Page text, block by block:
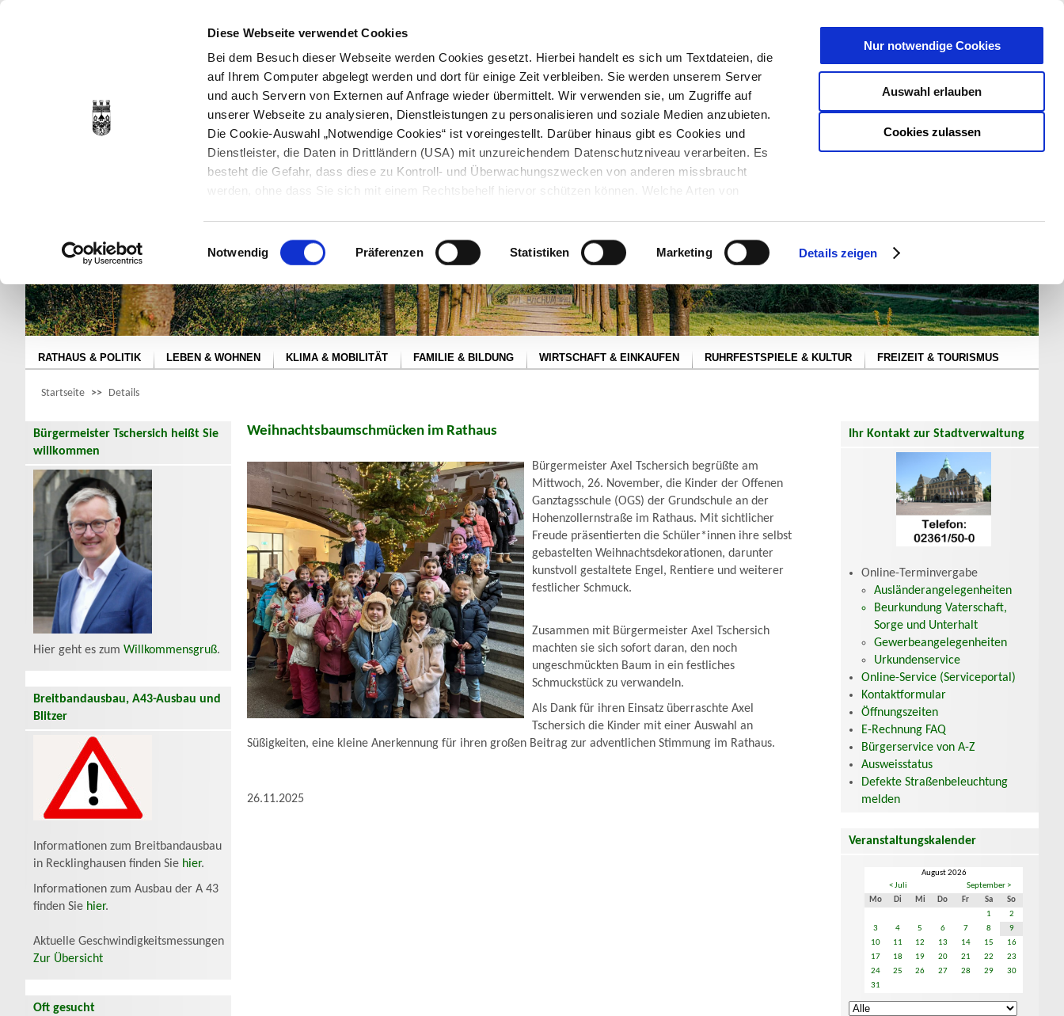
Diese Webseite verwendet Cookies
Bei dem Besuch dieser Webseite werden Cookies gesetzt. Hierbei handelt es sich um Textdateien, die
auf Ihrem Computer abgelegt werden und dort für einige Zeit verbleiben. Sie werden unserem Server
und auch Servern von Externen auf Anfrage wieder übermittelt. Wir verwenden sie, um Zugriffe auf
unserer Webseite zu analysieren, Dienstleistungen zu personalisieren und soziale Medien anzubieten.
Die Cookie-Auswahl „Notwendige Cookies“ ist voreingestellt. Darüber hinaus gibt es Cookies und
Dienstleister, die Daten in Drittländern (USA) mit unzureichendem Datenschutzniveau verarbeiten. Es
besteht die Gefahr, dass diese zu Kontroll- und Überwachungszwecken von anderen missbraucht
werden, ohne dass Sie sich mit einem Rechtsbehelf hiervor schützen können. Welche Arten von
Datenschutzerklärung
entnehmen. Die von Ihnen getroffene Auswahl der gewünschten Cookies kann
jederzeit mit Wirkung für die Zukunft angepasst oder
werden.
Einwilligungsauswahl
Notwendig Präferenzen Statistiken Marketing Details zeigen
Cookies zulassen
Auswahl erlauben
Nur notwendige Cookies
STARTSEITE
SCHRIFTGRÖßE:
RATHAUS & POLITIK LEBEN & WOHNEN KLIMA & MOBILITÄT FAMILIE & BILDUNG WIRTSCHAFT & EINKAUFEN RUHRFESTSPIELE & KULTUR FREIZEIT & TOURISMUS
Startseite >> Details
Bürgermeister Tschersich heißt Sie
willkommen
Hier geht es zum Willkommensgruß.
Breitbandausbau, A43-Ausbau und
Blitzer
Informationen zum Breitbandausbau
in Recklinghausen finden Sie hier.
Informationen zum Ausbau der A 43
finden Sie hier.
Aktuelle Geschwindigkeitsmessungen
Zur Übersicht
Oft gesucht
Weihnachtsbaumschmücken im Rathaus
Bürgermeister Axel Tschersich begrüßte am
Mittwoch, 26. November, die Kinder der Offenen
Ganztagsschule (OGS) der Grundschule an der
Hohenzollernstraße im Rathaus. Mit sichtlicher
Freude präsentierten die Schüler*innen ihre selbst
gebastelten Weihnachtsdekorationen, darunter
kunstvoll gestaltete Engel, Rentiere und weiterer
festlicher Schmuck.
Zusammen mit Bürgermeister Axel Tschersich
machten sie sich sofort daran, den noch
ungeschmückten Baum in ein festliches
Schmuckstück zu verwandeln.
Als Dank für ihren Einsatz überraschte Axel
Tschersich die Kinder mit einer Auswahl an
Süßigkeiten, eine kleine Anerkennung für ihren großen Beitrag zur adventlichen Stimmung im Rathaus.
26.11.2025
Ihr Kontakt zur Stadtverwaltung
Online-Terminvergabe
Ausländerangelegenheiten
Beurkundung Vaterschaft,
Sorge und Unterhalt
Gewerbeangelegenheiten
Urkundenservice
Online-Service (Serviceportal)
Kontaktformular
Öffnungszeiten
E-Rechnung FAQ
Bürgerservice von A-Z
Ausweisstatus
Defekte Straßenbeleuchtung
melden
Veranstaltungskalender
August 2026
< Juli
September >
Mo
Di Mi Do Fr Sa
So
1
2
3
4 5 6 7 8
9
10
11 12 13 14 15
16
17
18 19 20 21 22
23
24
25 26 27 28 29
30
31